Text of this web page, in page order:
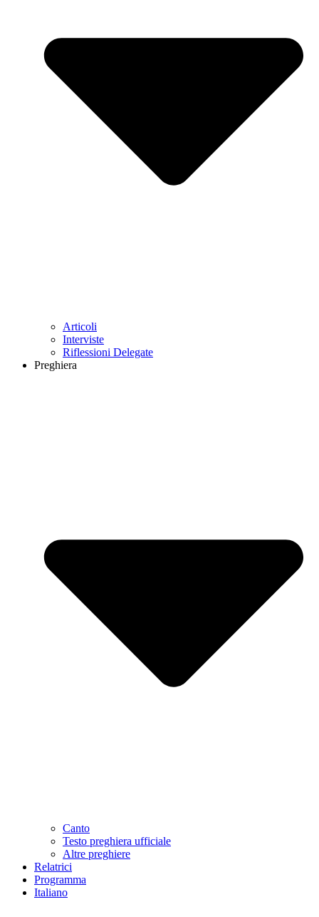
Articoli
Interviste
Riflessioni Delegate
Preghiera
Canto
Testo preghiera ufficiale
Altre preghiere
Relatrici
Programma
Italiano